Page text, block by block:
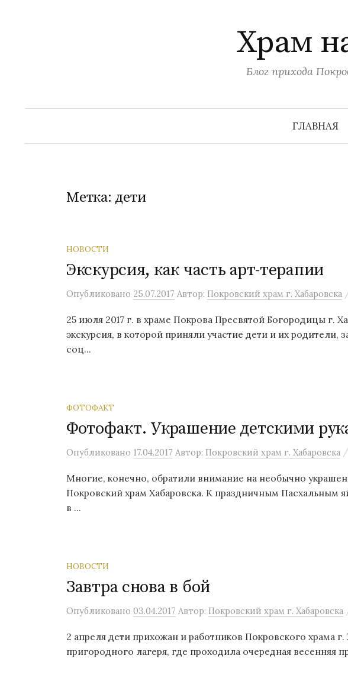
Храм
Блог прихода
ГЛАВНАЯ
Метка: дети
НОВОСТИ
Экскурсия, как часть арт-терапии
Опубликовано 25.07.2017 Автор: Покровский храм г. Хабаровска
25 июля 2017 г. в храме Покрова Пресвятой Богородицы г.
экскурсия, в которой приняли участие дети и их родители,
соц...
ФОТОФАКТ
Фотофакт. Украшение детскими
Опубликовано 17.04.2017 Автор: Покровский храм г. Хабаровска /
Многие, конечно, обратили внимание на необычно
Покровский храм Хабаровска. К праздничным Пасхальным
в ...
НОВОСТИ
Завтра снова в бой
Опубликовано 03.04.2017 Автор: Покровский храм г. Хабаровска
2 апреля дети прихожан и работников Покровского храма г.
пригородного лагеря, где проходила очередная весенняя